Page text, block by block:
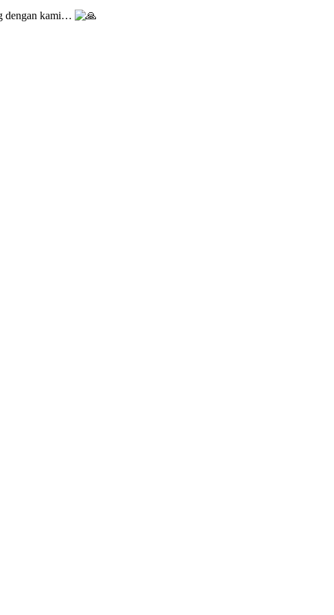
dengan kami…